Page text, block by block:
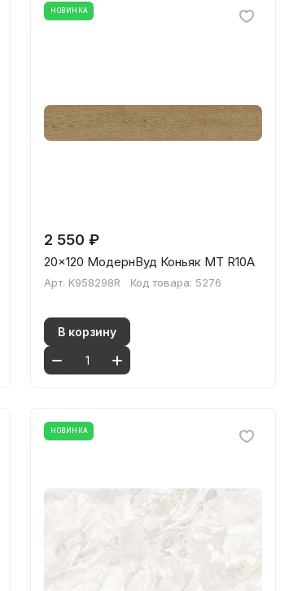
НОВИНКА
2 550 ₽
20x120 МодернВуд Коньяк МТ R10A
Арт. K958298R Код товара: 5276
В корзину
НОВИНКА